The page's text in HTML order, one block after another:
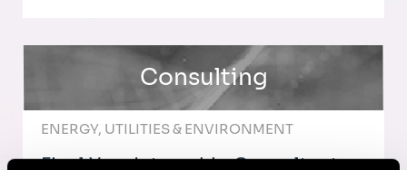
Consulting
ENERGY, UTILITIES & ENVIRONMENT
Final Year Internship Consultant -